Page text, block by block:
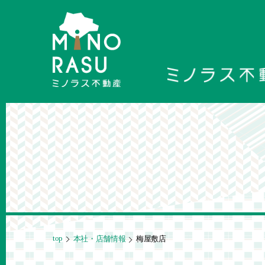
top 本社・店舗情報 梅屋敷店